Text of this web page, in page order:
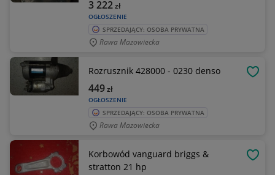
OGŁOSZENIE
3 222zł
SPRZEDAJĄCY: OSOBA PRYWATNA
Rawa Mazowiecka
Rozrusznik 428000 - 0230 denso
OGŁOSZENIE
449zł
SPRZEDAJĄCY: OSOBA PRYWATNA
Rawa Mazowiecka
Korbowód vanguard briggs &
stratton 21 hp